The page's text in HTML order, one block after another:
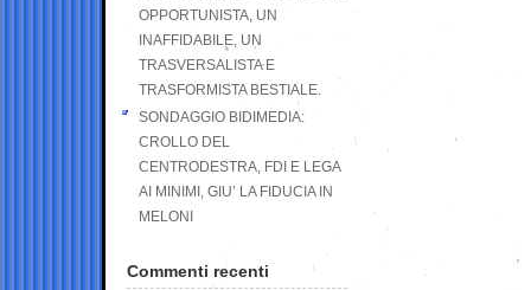
OPPORTUNISTA, UN
INAFFIDABILE, UN
TRASVERSALISTA E
TRASFORMISTA BESTIALE.
SONDAGGIO BIDIMEDIA:
CROLLO DEL
CENTRODESTRA, FDI E LEGA
AI MINIMI, GIU’ LA FIDUCIA IN
MELONI
Commenti recenti